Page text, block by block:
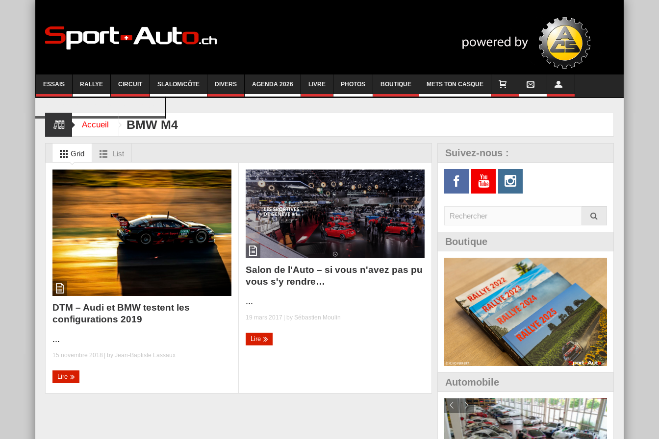
ESSAIS RALLYE CIRCUIT SLALOM/CÔTE DIVERS AGENDA 2026 LIVRE PHOTOS BOUTIQUE METS TON CASQUE
Accueil BMW M4
Grid List
DTM – Audi et BMW testent les
configurations 2019
...
15 novembre 2018 | by Jean-Baptiste Lassaux
Lire
Salon de l'Auto – si vous n'avez pas pu
vous s'y rendre…
...
19 mars 2017 | by Sébastien Moulin
Lire
Suivez-nous :
Boutique
Automobile